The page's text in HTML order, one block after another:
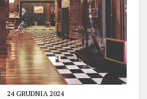
24 GRUDNIA 2024